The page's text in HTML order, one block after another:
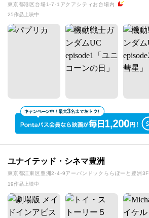
東京都港区台場1-7-1アクアシティお台場内
25作品上映中
ユナイテッド・シネマ豊洲
東京都江東区豊洲2-4-9アーバンドックららぽーと豊洲3F
19作品上映中